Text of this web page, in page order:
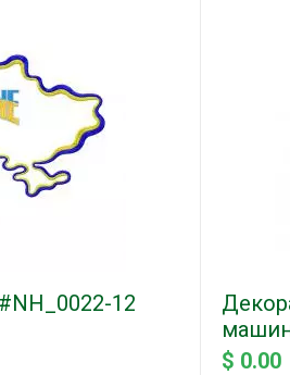
12
$ 0.00